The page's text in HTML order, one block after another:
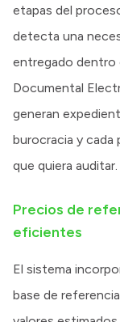
etapas del
detecta una
entregado dentro
Documental
generan
burocracia y cada
que quiera auditar.
Precios de
eficientes
El sistema
base de